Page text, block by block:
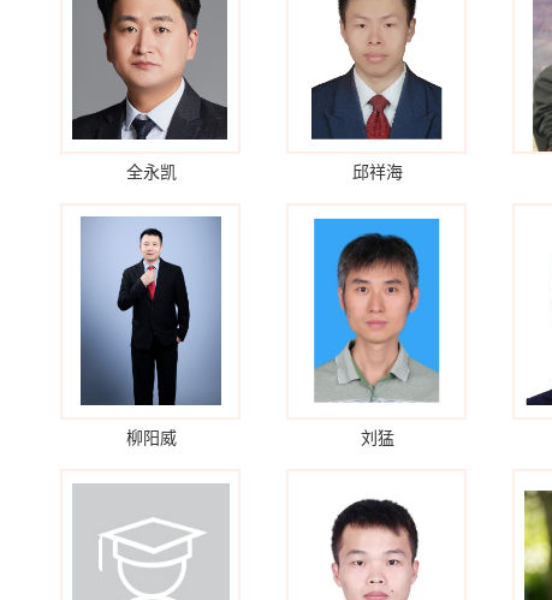
全永凯 邱祥海
柳阳威 刘猛